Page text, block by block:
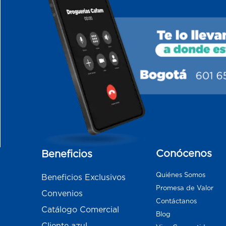
Beneficios
Beneficios Exclusivos
Convenios
Catálogo Comercial
Conócenos
Quiénes Somos
Promesa de Valor
Contáctanos
Blog